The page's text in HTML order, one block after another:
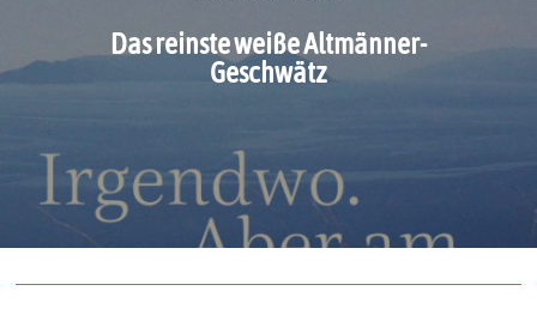
Das reinste weiße Altmänner-
Geschwätz